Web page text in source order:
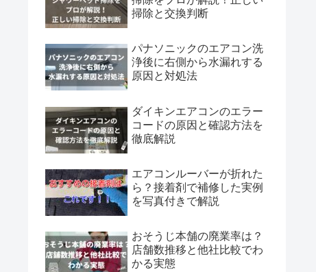
掃除と交換判断
パナソニックのエアコン洗
浄後に右側から水漏れする
原因と対処法
ダイキンエアコンのエラー
コードの原因と確認方法を
徹底解説
エアコンルーバーが折れた
ら？接着剤で補修した実例
を写真付きで解説
おそうじ本舗の廃業率は？
店舗数推移と他社比較でわ
かる実態